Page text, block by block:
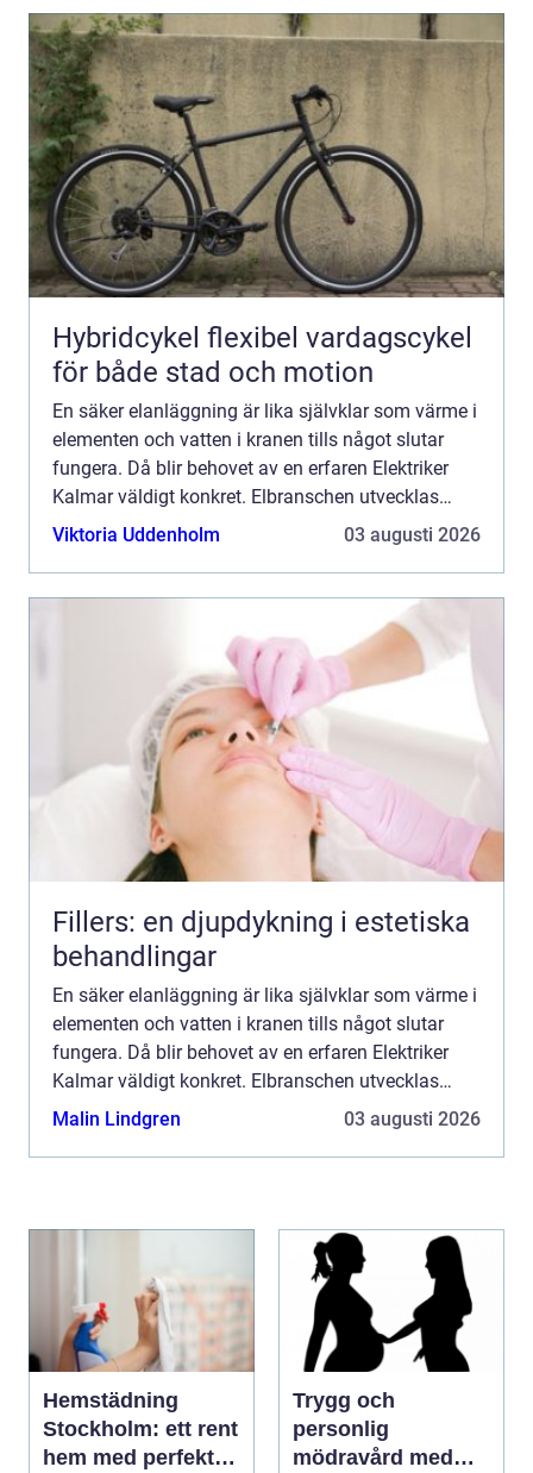
Hybridcykel flexibel vardagscykel
för både stad och motion
En säker elanläggning är lika självklar som värme i
elementen och vatten i kranen tills något slutar
fungera. Då blir behovet av en erfaren Elektriker
Kalmar väldigt konkret. Elbranschen utvecklas
snabbt med ...
Viktoria Uddenholm 03 augusti 2026
Fillers: en djupdykning i estetiska
behandlingar
En säker elanläggning är lika självklar som värme i
elementen och vatten i kranen tills något slutar
fungera. Då blir behovet av en erfaren Elektriker
Kalmar väldigt konkret. Elbranschen utvecklas
snabbt med ...
Malin Lindgren 03 augusti 2026
Hemstädning
Stockholm: ett rent
hem med perfekt
Trygg och
personlig
mödravård med